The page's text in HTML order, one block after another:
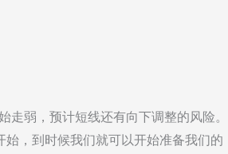
弱，预计短线还有向下调整的风险。
，到时候我们就可以开始准备我们的